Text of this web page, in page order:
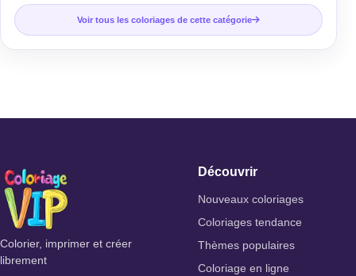
Voir tous les coloriages de cette catégorie
Colorier, imprimer et créer
librement
Découvrir
Nouveaux coloriages
Coloriages tendance
Thèmes populaires
Coloriage en ligne